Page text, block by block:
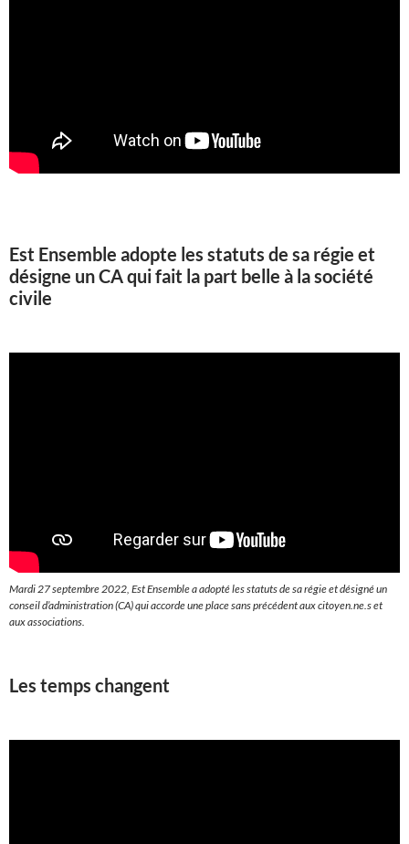
Est Ensemble adopte les statuts de sa régie et
désigne un CA qui fait la part belle à la société
civile
Mardi 27 septembre 2022, Est Ensemble a adopté les statuts de sa régie et désigné un
conseil d’administration (CA) qui accorde une place sans précédent aux citoyen.ne.s et
aux associations.
Les temps changent